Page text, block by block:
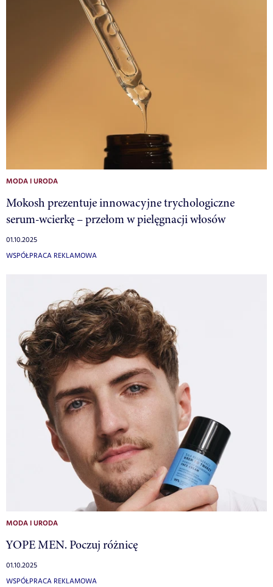
MODA I URODA
Mokosh prezentuje innowacyjne trychologiczne
serum-wcierkę – przełom w pielęgnacji włosów
01.10.2025
WSPÓŁPRACA REKLAMOWA
MODA I URODA
YOPE MEN. Poczuj różnicę
01.10.2025
WSPÓŁPRACA REKLAMOWA